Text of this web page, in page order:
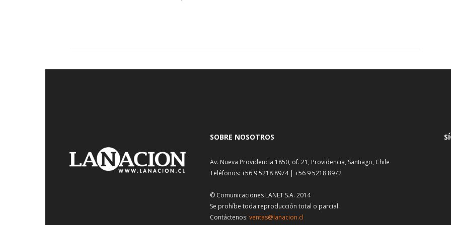
SOBRE NOSOTROS
Av. Nueva Providencia 1850, of. 21, Providencia, Santiago, Chile
Teléfonos: +56 9 5218 8974 | +56 9 5218 8972
© Comunicaciones LANET S.A. 2014
Se prohíbe toda reproducción total o parcial.
Contáctenos: ventas@lanacion.cl